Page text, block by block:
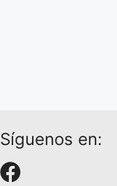
Síguenos en: